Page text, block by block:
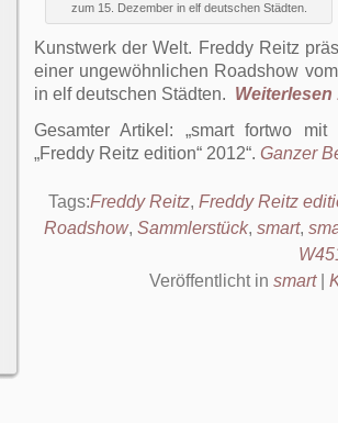
zum 15. Dezember in elf deutschen Städten.
Kunstwerk der Welt. Freddy Reitz
einer ungewöhnlichen Roadshow
in elf deutschen Städten. Weiterlesen
Gesamter Artikel:
smart fortwo mit
„Freddy Reitz edition“ 2012 . Ganzer
Tags:Freddy Reitz, Freddy Reitz
Roadshow, Sammlerstück, smart,
Veröffentlicht in smart|